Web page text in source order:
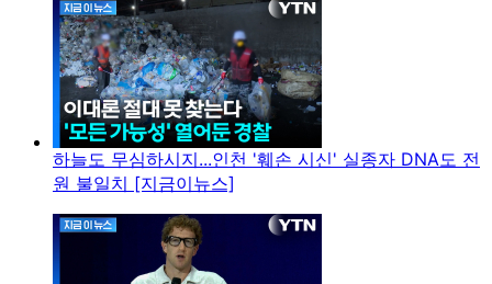
하늘도 무심하시지...인천 '훼손 시신' 실종자 DNA도 전
원 불일치 [지금이뉴스]